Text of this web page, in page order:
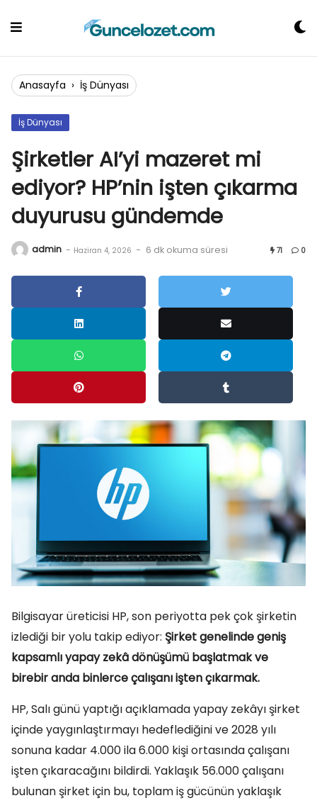
Anasayfa › İş Dünyası
İş Dünyası
Şirketler AI’yi mazeret mi
ediyor? HP’nin işten çıkarma
duyurusu gündemde
admin - Haziran 4, 2026 - 6 dk okuma süresi 71 0
Bilgisayar üreticisi HP, son periyotta pek çok şirketin
izlediği bir yolu takip ediyor: Şirket genelinde geniş
kapsamlı yapay zekâ dönüşümü başlatmak ve
birebir anda binlerce çalışanı işten çıkarmak.
HP, Salı günü yaptığı açıklamada yapay zekâyı şirket
içinde yaygınlaştırmayı hedeflediğini ve 2028 yılı
sonuna kadar 4.000 ila 6.000 kişi ortasında çalışanı
işten çıkaracağını bildirdi. Yaklaşık 56.000 çalışanı
bulunan şirket için bu, toplam iş gücünün yaklaşık